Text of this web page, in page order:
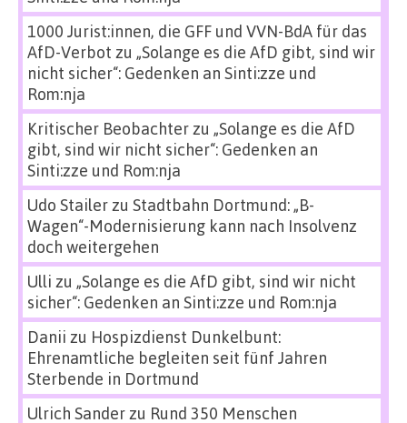
1000 Jurist:innen, die GFF und VVN-BdA für das
AfD-Verbot zu „Solange es die AfD gibt, sind wir
nicht sicher“: Gedenken an Sinti:zze und
Rom:nja
Kritischer Beobachterzu „Solange es die AfD
gibt, sind wir nicht sicher“: Gedenken an
Sinti:zze und Rom:nja
Udo Stailerzu Stadtbahn Dortmund: „B-
Wagen“-Modernisierung kann nach Insolvenz
doch weitergehen
Ulli zu „Solange es die AfD gibt, sind wir nicht
sicher“: Gedenken an Sinti:zze und Rom:nja
Danii zu Hospizdienst Dunkelbunt:
Ehrenamtliche begleiten seit fünf Jahren
Sterbende in Dortmund
Ulrich Sanderzu Rund 350 Menschen